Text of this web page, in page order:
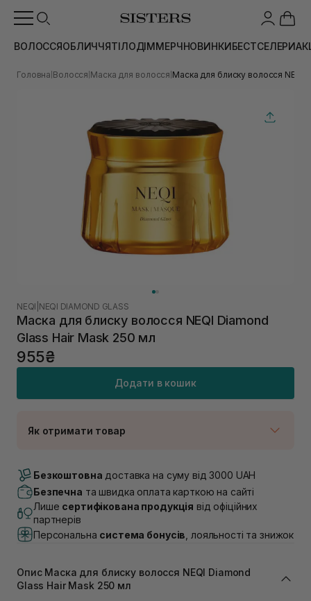
ВОЛОССЯОБЛИЧЧЯТІЛОДІММЕРЧНОВИНКИБЕСТСЕЛЕРИ
Головна Волосся Маска для волосся Маска для блиску волосся NEQI
NEQI NEQI DIAMOND GLASS
Маска для блиску волосся NEQI Diamond
Glass Hair Mask 250 мл
955₴
Додати в кошик
Як отримати товар
В наявності
Самовивіз м. Луцьк, вул. Винниченка 4
Немає в наявності!
Самовивіз м. Львів, вул. Академіка Підстригача, 1В
(Duck’s Lake)
Немає в наявності!
Немає в наявності!
Самовивіз м. Львів, вул. Степана Бандери 45
Безкоштовна доставка на суму від 3000 UAH
Безпечна та швидка оплата карткою на сайті
Лише сертифікована продукція від офіційних
партнерів
Персональна система бонусів , лояльності та знижок
Опис Маска для блиску волосся NEQI Diamond
Glass Hair Mask 250 мл